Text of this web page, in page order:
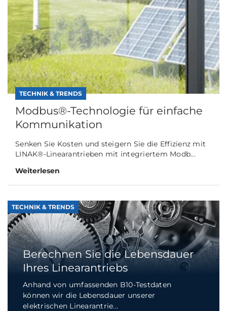
TECHNIK & TRENDS
Modbus®-Technologie für einfache
Kommunikation
Senken Sie Kosten und steigern Sie die Effizienz mit
LINAK®-Linearantrieben mit integriertem Modb...
Weiterlesen
TECHNIK & TRENDS
Berechnen Sie die Lebensdauer
Ihres Linearantriebs
Anhand von umfassenden B10-Testdaten
können wir die Lebensdauer unserer
elektrischen Linearantrie...